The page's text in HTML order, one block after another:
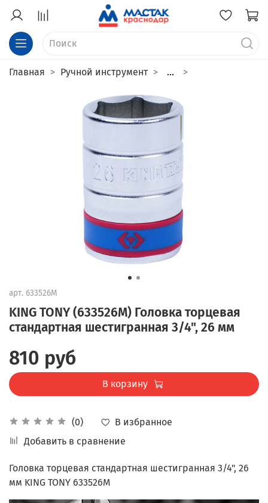
Главная Ручной инструмент ...
арт. 633526M
KING TONY (633526M) Головка торцевая
стандартная шестигранная 3/4", 26 мм
(0)
В избранное
Добавить в сравнение
810 руб
В корзину
Головка торцевая стандартная шестигранная 3/4", 26
мм KING TONY 633526M